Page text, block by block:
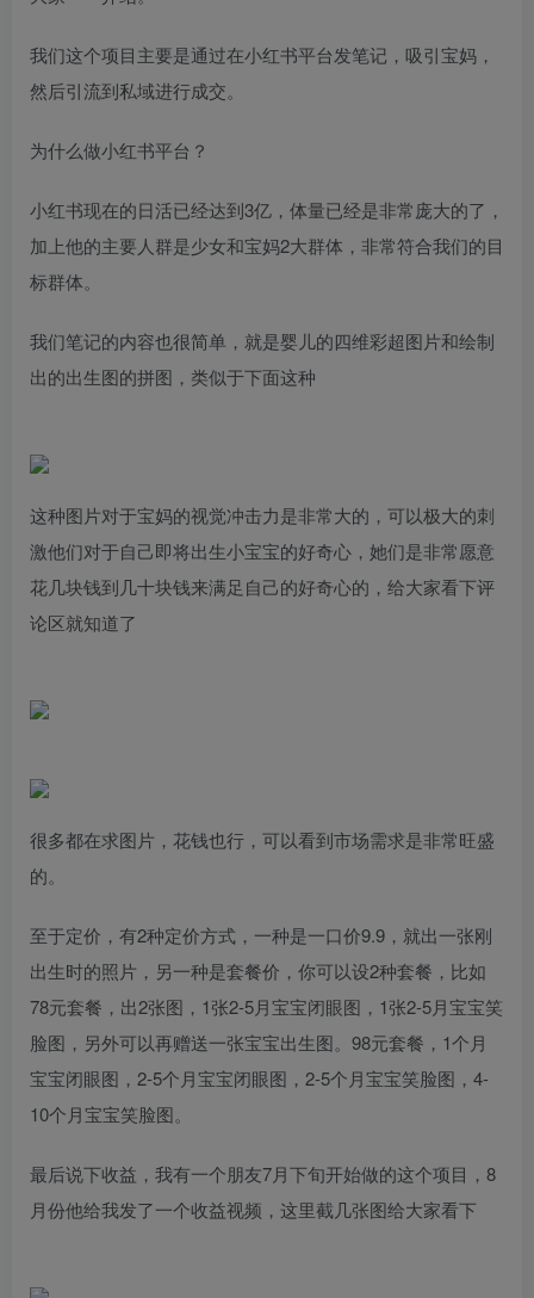
我们这个项目主要是通过在小红书平台发笔记，吸引宝妈，
然后引流到私域进行成交。
为什么做小红书平台？
小红书现在的日活已经达到3亿，体量已经是非常庞大的了，
加上他的主要人群是少女和宝妈2大群体，非常符合我们的目
标群体。
我们笔记的内容也很简单，就是婴儿的四维彩超图片和绘制
出的出生图的拼图，类似于下面这种
这种图片对于宝妈的视觉冲击力是非常大的，可以极大的刺
激他们对于自己即将出生小宝宝的好奇心，她们是非常愿意
花几块钱到几十块钱来满足自己的好奇心的，给大家看下评
论区就知道了
很多都在求图片，花钱也行，可以看到市场需求是非常旺盛
的。
至于定价，有2种定价方式，一种是一口价9.9，就出一张刚
出生时的照片，另一种是套餐价，你可以设2种套餐，比如
78元套餐，出2张图，1张2-5月宝宝闭眼图，1张2-5月宝宝笑
脸图，另外可以再赠送一张宝宝出生图。98元套餐，1个月
宝宝闭眼图，2-5个月宝宝闭眼图，2-5个月宝宝笑脸图，4-
10个月宝宝笑脸图。
最后说下收益，我有一个朋友7月下旬开始做的这个项目，8
月份他给我发了一个收益视频，这里截几张图给大家看下